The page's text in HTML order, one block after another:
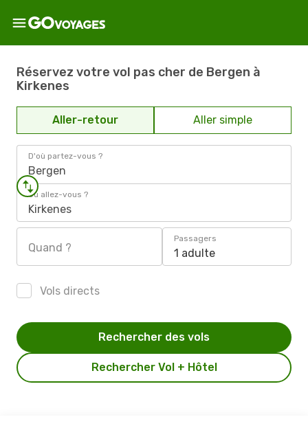
Réservez votre vol pas cher de Bergen à
Kirkenes
Aller-retour Aller simple
D'où partez-vous ?
Bergen
Où allez-vous ?
Kirkenes
Quand ?
Passagers
1 adulte
Vols directs
Rechercher Vol + Hôtel
Rechercher des vols